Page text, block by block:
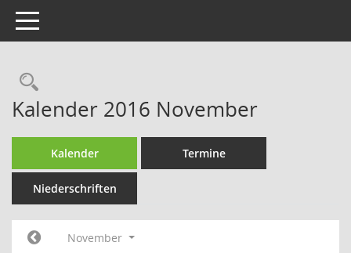
Toggle navigation
Rechercheauswahl
Kalender 2016 November
Kalender Termine
Niederschriften
November